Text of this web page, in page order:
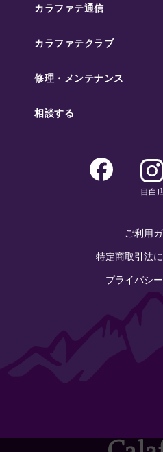
カラファテ通信
カラファテクラブ
修理・メンテナンス
相談する
目白
ご利用
特定商取引法
プライバシ